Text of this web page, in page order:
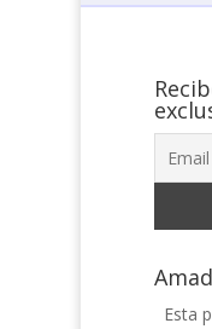
Esta